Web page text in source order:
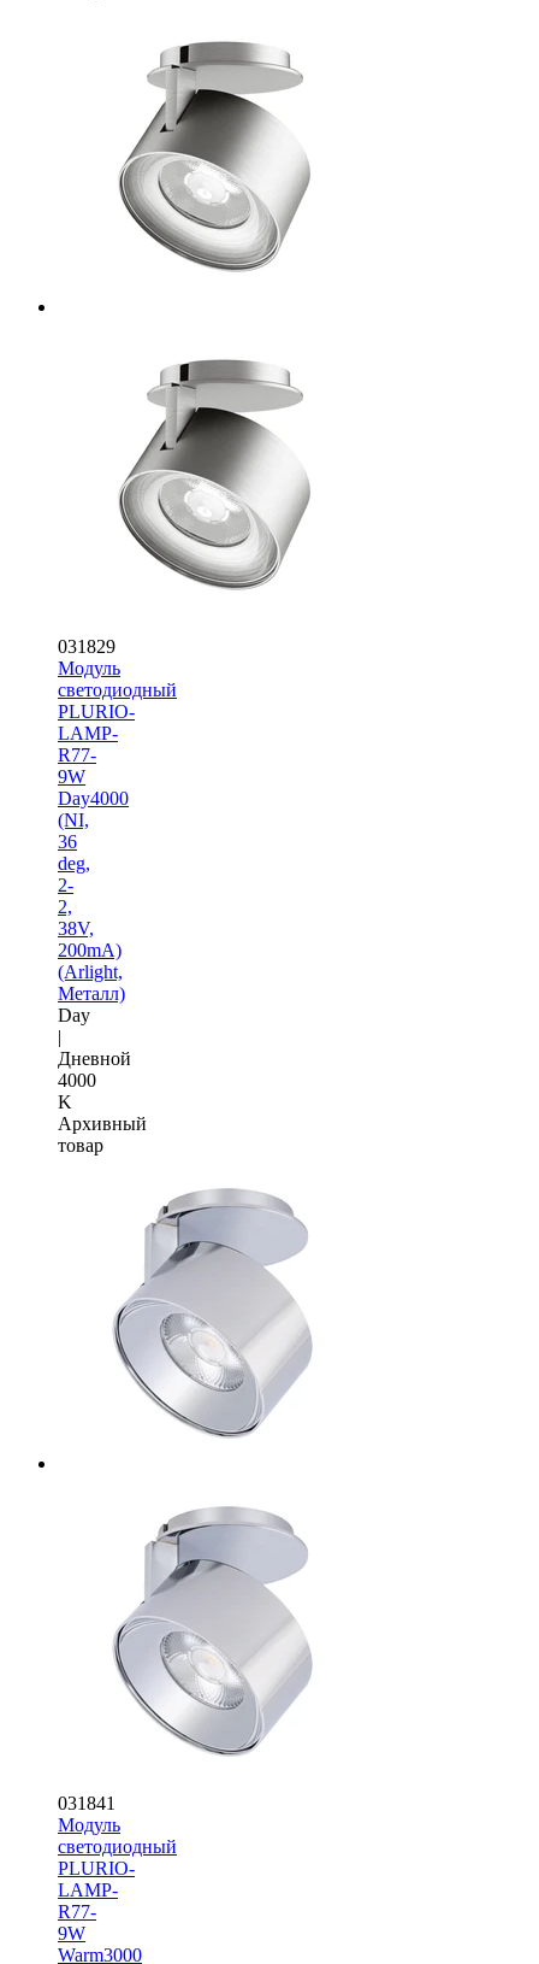
031829
Модуль
светодиодный
PLURIO-
LAMP-
R77-
9W
Day4000
(NI,
36
deg,
2-
2,
38V,
200mA)
(Arlight,
Металл)
Day
|
Дневной
4000
K
Архивный
товар
031841
Модуль
светодиодный
PLURIO-
LAMP-
R77-
9W
Warm3000